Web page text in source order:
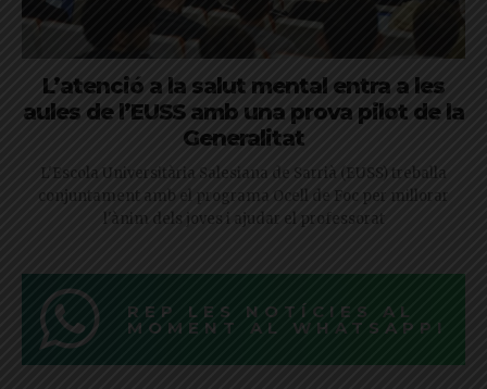
L’atenció a la salut mental entra a les
aules de l’EUSS amb una prova pilot de la
Generalitat
L'Escola Universitària Salesiana de Sarrià (EUSS) treballa
conjuntament amb el programa Ocell de Foc per millorar
l'ànim dels joves i ajudar el professorat
REP LES NOTÍCIES AL
MOMENT AL WHATSAPP!